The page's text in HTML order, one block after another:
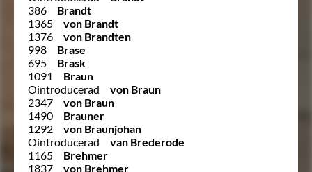
386
Brandt
1365
von Brandt
1376
von Brandten
998
Brase
695
Brask
1091
Braun
Ointroducerad
von Braun
2347
von Braun
1490
Brauner
1292
von Braunjohan
Ointroducerad
van Brederode
1165
Brehmer
1837
von Brehmer